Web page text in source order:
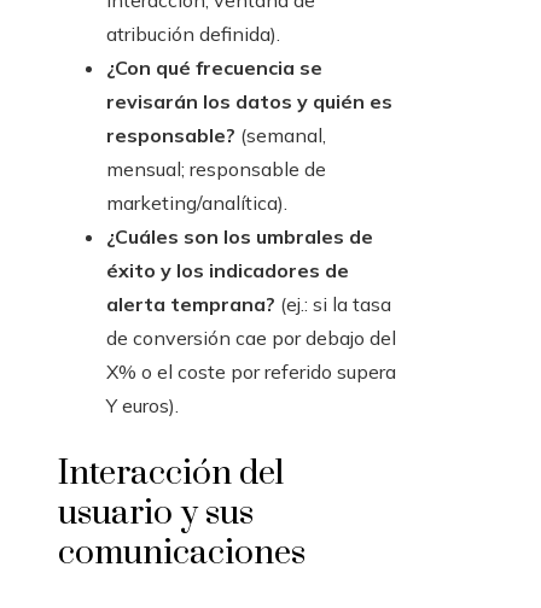
atribución definida).
¿Con qué frecuencia se
revisarán los datos y quién es
responsable? (semanal,
mensual; responsable de
marketing/analítica).
¿Cuáles son los umbrales de
éxito y los indicadores de
alerta temprana? (ej.: si la tasa
de conversión cae por debajo del
X% o el coste por referido supera
Y euros).
Interacción del
usuario y sus
comunicaciones